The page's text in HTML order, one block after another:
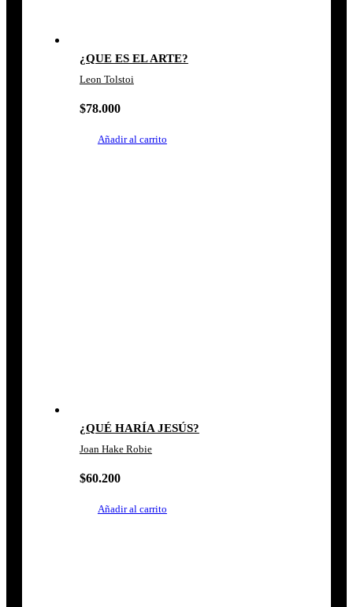
¿QUE ES EL ARTE?
Leon Tolstoi
$78.000
Añadir al carrito
¿QUÉ HARÍA JESÚS?
Joan Hake Robie
$60.200
Añadir al carrito